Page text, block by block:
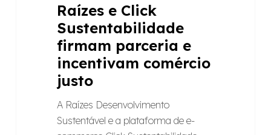
Raízes e Click
Sustentabilidade
firmam parceria e
incentivam comércio
justo
A Raízes Desenvolvimento
Sustentável e a plataforma de e-